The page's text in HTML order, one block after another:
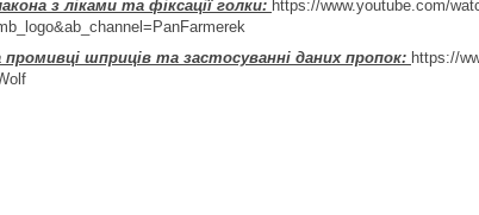
з ліками та фіксації голки: https://www.youtube.com/
шприців та застосуванні даних пропок: https://